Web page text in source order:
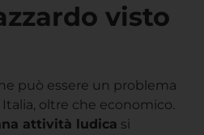
visto
può essere un problema
oltre che economico.
attività ludica si